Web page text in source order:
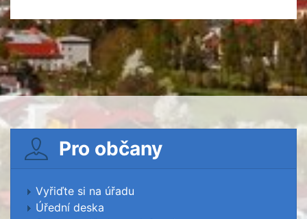
Pro občany
Vyřiďte si na úřadu
Úřední deska